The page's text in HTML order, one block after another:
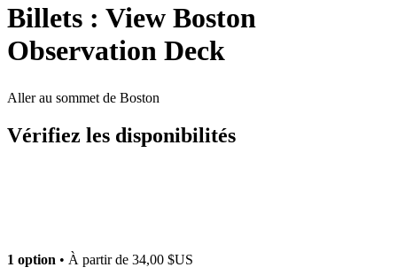
Billets : View Boston
Observation Deck
Aller au sommet de Boston
Vérifiez les disponibilités
1 option • À partir de 34,00 $US